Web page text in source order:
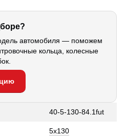
автомобиля — поможем
кольца, колесные
40-5-130-84.1fut
5x130